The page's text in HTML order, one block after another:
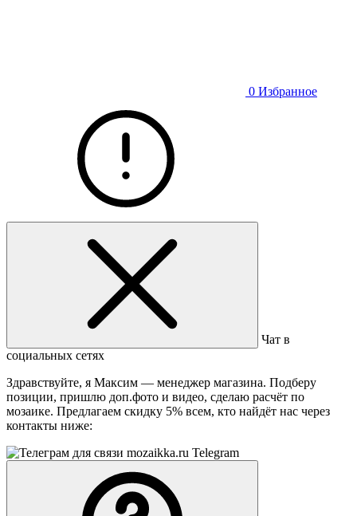
0 Избранное
Чат в
социальных сетях
Здравствуйте, я Максим — менеджер магазина. Подберу
позиции, пришлю доп.фото и видео, сделаю расчёт по
мозаике. Предлагаем скидку 5% всем, кто найдёт нас через
контакты ниже:
Telegram